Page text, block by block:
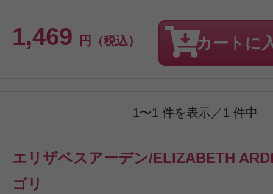
1,469 円（税込） カートに
1〜1 件を表示／1 件中
エリザベスアーデン/ELIZABETH
ゴリ